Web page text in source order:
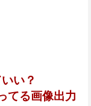
い？
てる画像出力